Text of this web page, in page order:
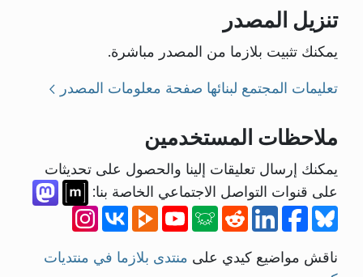
تنزيل المصدر
يمكنك تثبيت بلازما من المصدر مباشرة.
تعليمات المجتمع لبنائها صفحة معلومات المصدر
ملاحظات المستخدمين
يمكنك إرسال تعليقات إلينا والحصول على تحديثات
على قنوات التواصل الاجتماعي الخاصة بنا:
ناقش مواضيع كيدي على منتدى بلازما في منتديات